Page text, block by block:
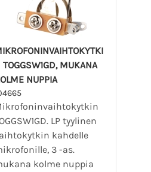
TOGGSW1GD, MUKANA
NUPPIA
LP tyylinen
kahdelle
3 -as.
kolme nuppia